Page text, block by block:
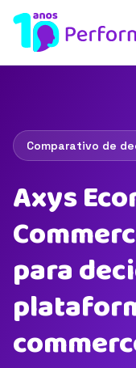
Comparativo de
Axys
para